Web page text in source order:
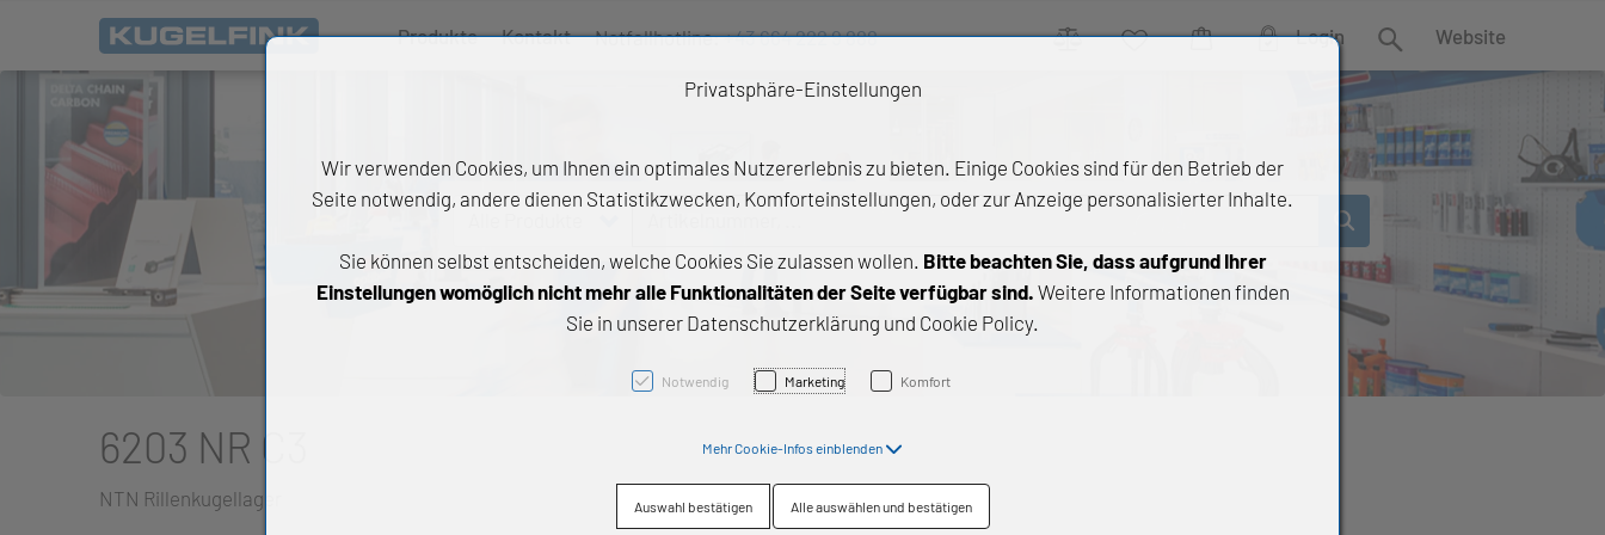
Produkte Kontakt Notfallhotline:+43 664 222 9 888 VergleichWunschlisteWarenkorb Login Suche Website
Alle Produkte
Wälz- und Gleitlager
Antriebstechnik
Chemische Produkte
6203 NR C3
NTN Rillenkugellager
Privatsphäre-Einstellungen
Wir verwenden Cookies, um Ihnen ein optimales Nutzererlebnis zu bieten. Einige Cookies sind für den Betrieb der
Seite notwendig, andere dienen Statistikzwecken, Komforteinstellungen, oder zur Anzeige personalisierter Inhalte.
Sie können selbst entscheiden, welche Cookies Sie zulassen wollen. Bitte beachten Sie, dass aufgrund Ihrer
Einstellungen womöglich nicht mehr alle Funktionalitäten der Seite verfügbar sind. Weitere Informationen finden
Sie in unserer Datenschutzerklärung und Cookie Policy.
Notwendig Marketing Komfort
Mehr Cookie-Infos einblenden
Auswahl bestätigen Alle auswählen und bestätigen